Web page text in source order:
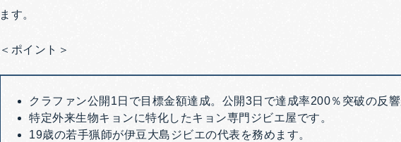
ます。
＜ポイント＞
クラファン公開1日で目標金額達成。公開3日で達成率200％突破の反響
特定外来生物キョンに特化したキョン専門ジビエ屋です。
19歳の若手猟師が伊豆大島ジビエの代表を務めます。